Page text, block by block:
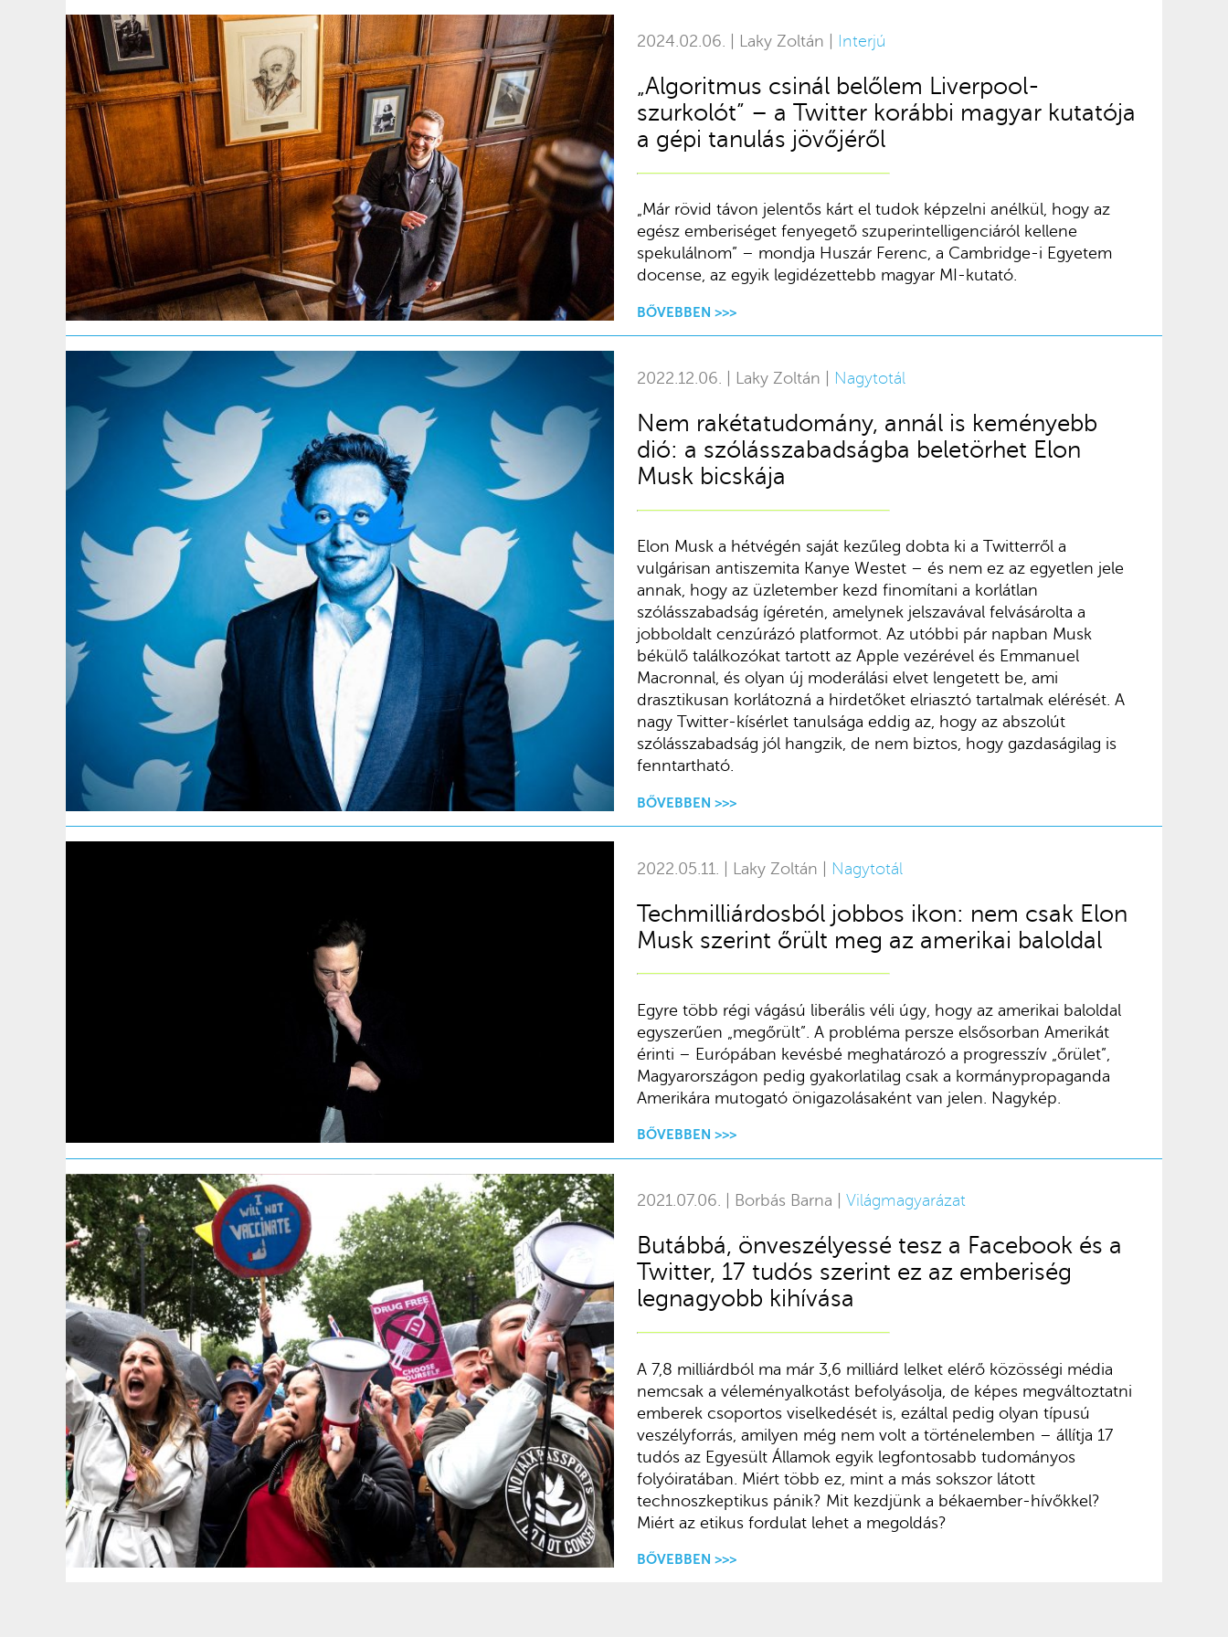
2024.02.06. | Laky Zoltán | Interjú
„Algoritmus csinál belőlem Liverpool-
szurkolót” – a Twitter korábbi magyar kutatója
a gépi tanulás jövőjéről
„Már rövid távon jelentős kárt el tudok képzelni anélkül, hogy az
egész emberiséget fenyegető szuperintelligenciáról kellene
spekulálnom” – mondja Huszár Ferenc, a Cambridge-i Egyetem
docense, az egyik legidézettebb magyar MI-kutató.
BŐVEBBEN >>>
2022.12.06. | Laky Zoltán | Nagytotál
Nem rakétatudomány, annál is keményebb
dió: a szólásszabadságba beletörhet Elon
Musk bicskája
Elon Musk a hétvégén saját kezűleg dobta ki a Twitterről a
vulgárisan antiszemita Kanye Westet – és nem ez az egyetlen jele
annak, hogy az üzletember kezd finomítani a korlátlan
szólásszabadság ígéretén, amelynek jelszavával felvásárolta a
jobboldalt cenzúrázó platformot. Az utóbbi pár napban Musk
békülő találkozókat tartott az Apple vezérével és Emmanuel
Macronnal, és olyan új moderálási elvet lengetett be, ami
drasztikusan korlátozná a hirdetőket elriasztó tartalmak elérését. A
nagy Twitter-kísérlet tanulsága eddig az, hogy az abszolút
szólásszabadság jól hangzik, de nem biztos, hogy gazdaságilag is
fenntartható.
BŐVEBBEN >>>
2022.05.11. | Laky Zoltán | Nagytotál
Techmilliárdosból jobbos ikon: nem csak Elon
Musk szerint őrült meg az amerikai baloldal
Egyre több régi vágású liberális véli úgy, hogy az amerikai baloldal
egyszerűen „megőrült”. A probléma persze elsősorban Amerikát
érinti – Európában kevésbé meghatározó a progresszív „őrület”,
Magyarországon pedig gyakorlatilag csak a kormánypropaganda
Amerikára mutogató önigazolásaként van jelen. Nagykép.
BŐVEBBEN >>>
2021.07.06. | Borbás Barna | Világmagyarázat
Butábbá, önveszélyessé tesz a Facebook és a
Twitter, 17 tudós szerint ez az emberiség
legnagyobb kihívása
A 7,8 milliárdból ma már 3,6 milliárd lelket elérő közösségi média
nemcsak a véleményalkotást befolyásolja, de képes megváltoztatni
emberek csoportos viselkedését is, ezáltal pedig olyan típusú
veszélyforrás, amilyen még nem volt a történelemben – állítja 17
tudós az Egyesült Államok egyik legfontosabb tudományos
folyóiratában. Miért több ez, mint a más sokszor látott
technoszkeptikus pánik? Mit kezdjünk a békaember-hívőkkel?
Miért az etikus fordulat lehet a megoldás?
BŐVEBBEN >>>